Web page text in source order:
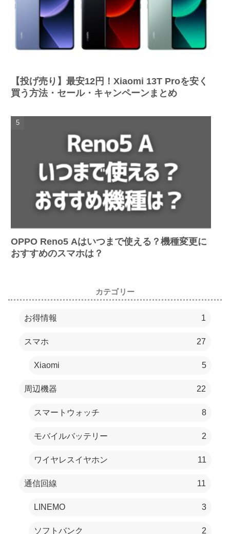
【投げ売り】最安12円！Xiaomi 13T Proを安く
買う方法・セール・キャンペーンまとめ
OPPO Reno5 Aはいつまで使える？機種変更に
おすすめのスマホは？
カテゴリー
お得情報 1
スマホ 27
Xiaomi 5
周辺機器 22
スマートウォッチ 8
モバイルバッテリー 2
ワイヤレスイヤホン 11
通信回線 11
LINEMO 3
ソフトバンク 2